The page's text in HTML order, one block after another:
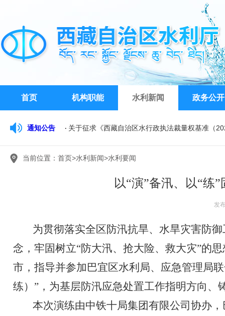
首页 机构职能 水利新闻 政务公开
通知公告 关于征求《西藏自治区水行政执法裁量权基准（
当前位置： 首页>水利新闻>水利要闻
以“演”备汛、以“练
发
为贯彻落实全区防汛抗旱、水旱灾害防
念，牢固树立“防大汛、抢大险、救大灾”的
市，指导并参加巴宜区水利局、应急管理局
练） ” ，为基层防汛应急处置工作指明方向、
本次演练由中铁十局集团有限公司协办